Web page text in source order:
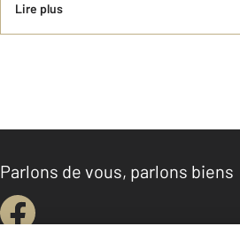
Lire plus
Parlons de vous, parlons biens